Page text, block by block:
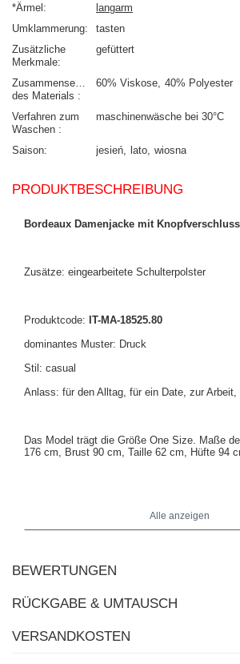
*Ärmel
langarm
Umklammerung
tasten
Zusätzliche
Merkmale
gefüttert
Zusammensetzung
des Materials
60% Viskose 40% Polyester
Verfahren zum
Waschen
maschinenwäsche bei 30°C
Saison jesień lato wiosna
PRODUKTBESCHREIBUNG
Bordeaux Damenjacke mit Knopfverschluss
Zusätze: eingearbeitete Schulterpolster
Produktcode: IT-MA-18525.80
dominantes Muster: Druck
Stil: casual
Anlass: für den Alltag, für ein Date, zur
Das Model trägt die Größe One Size. Maße
176 cm, Brust 90 cm, Taille 62 cm, Hüfte 94
den Achseln - 55 cm, Ärmellänge - 59 cm (von
Gesamtlänge - 79 cm, Breite an der Hüfte - 52
Alle anzeigen
BEWERTUNGEN
RÜCKGABE & UMTAUSCH
VERSANDKOSTEN